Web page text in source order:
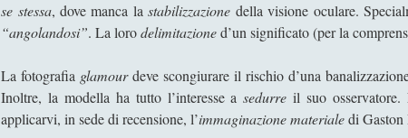
se stessa, dove manca lastabilizzazione della visione oculare.
“angolandosi”. La lorodelimitazioned’un significato (per la
La fotografia glamourdeve scongiurare il rischio d’una
Inoltre, la modella ha tutto l’interesse asedurre il suo
applicarvi, in sede di recensione, l’immaginazione materialedi Gaston